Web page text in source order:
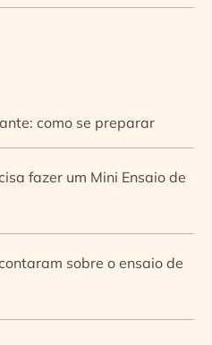
como se preparar
fazer um Mini Ensaio de
sobre o ensaio de